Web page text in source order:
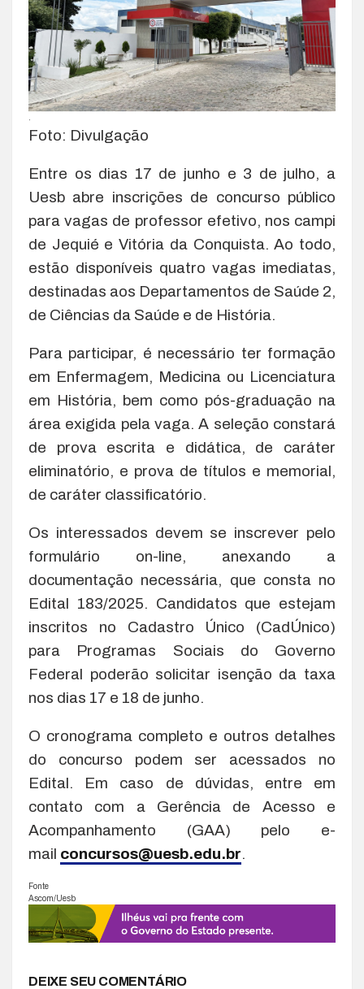
Foto: Divulgação
Entre os dias 17 de junho e 3 de julho, a
Uesb abre inscrições de concurso público
para vagas de professor efetivo, nos campi
de Jequié e Vitória da Conquista. Ao todo,
estão disponíveis quatro vagas imediatas,
destinadas aos Departamentos de Saúde 2,
de Ciências da Saúde e de História.
Para participar, é necessário ter formação
em Enfermagem, Medicina ou Licenciatura
em História, bem como pós-graduação na
área exigida pela vaga. A seleção constará
de prova escrita e didática, de caráter
eliminatório, e prova de títulos e memorial,
de caráter classificatório.
Os interessados devem se inscrever pelo
formulário on-line, anexando a
documentação necessária, que consta no
Edital 183/2025. Candidatos que estejam
inscritos no Cadastro Único (CadÚnico)
para Programas Sociais do Governo
Federal poderão solicitar isenção da taxa
nos dias 17 e 18 de junho.
O cronograma completo e outros detalhes
do concurso podem ser acessados no
Edital. Em caso de dúvidas, entre em
contato com a Gerência de Acesso e
Acompanhamento (GAA) pelo e-
mail concursos@uesb.edu.br.
Fonte
Ascom/Uesb
DEIXE SEU COMENTÁRIO